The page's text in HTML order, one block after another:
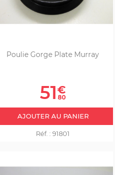
Poulie Gorge Plate Murray
Prix
51€
80
AJOUTER AU PANIER
Réf. : 91801